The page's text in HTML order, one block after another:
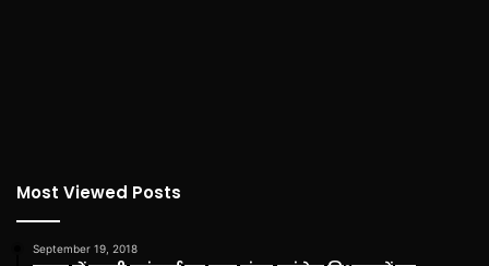
Most Viewed Posts
September 19, 2018